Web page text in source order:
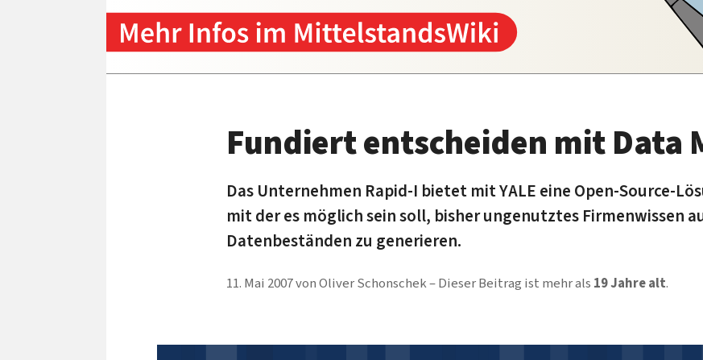
Fundiert entscheiden mit Data
Das Unternehmen Rapid-I bietet mit YALE eine Open-Source-
mit der es möglich sein soll, bisher ungenutztes Firmenwissen
Datenbeständen zu generieren.
11. Mai 2007vonOliver Schonschek Dieser Beitrag ist mehr als 19 Jahre alt.